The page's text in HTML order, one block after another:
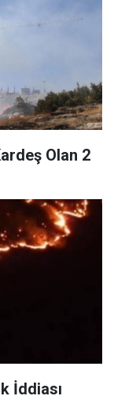
Olan 2
İddiası